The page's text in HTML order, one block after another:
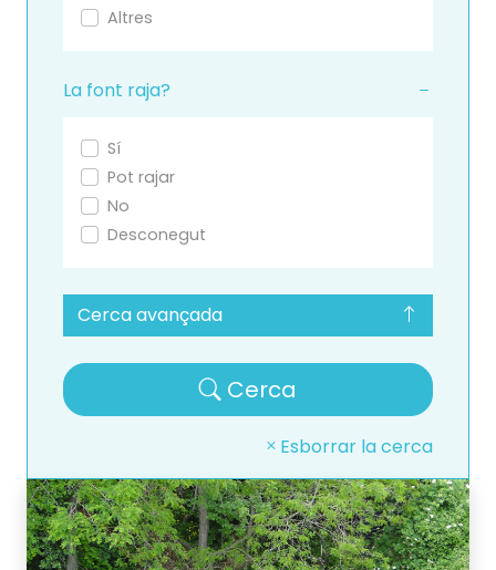
Altres
La font raja?
Sí
Pot rajar
No
Desconegut
Cerca avançada
Cerca
Esborrar la cerca